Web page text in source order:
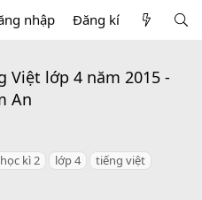
nhập Đăng kí
Việt lớp 4 năm 2015 -
An
học kì 2 lớp 4
tiếng việt